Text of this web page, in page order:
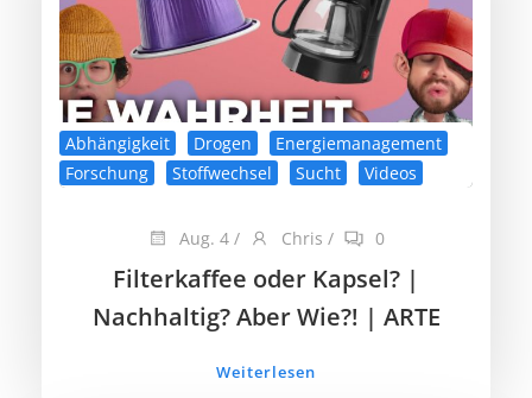
Abhängigkeit Drogen
Energiemanagement
Forschung
Stoffwechsel Sucht Videos
Aug. 4 / Chris / 0
Filterkaffee oder Kapsel? |
Nachhaltig? Aber Wie?! | ARTE
Weiterlesen